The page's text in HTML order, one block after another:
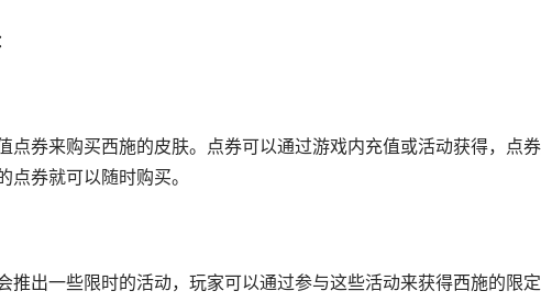
点券来购买西施的皮肤。点券可以通过游戏内充值或活动获得，点
券就可以随时购买。
推出一些限时的活动，玩家可以通过参与这些活动来获得西施的限